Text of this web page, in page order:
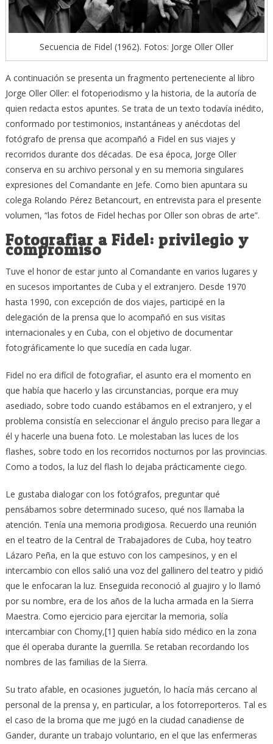
Secuencia de Fidel (1962). Fotos: Jorge Oller Oller
A continuación se presenta un fragmento perteneciente al libro
Jorge Oller Oller: el fotoperiodismo y la historia, de la autoría de
quien redacta estos apuntes. Se trata de un texto todavía inédito,
conformado por testimonios, instantáneas y anécdotas del
fotógrafo de prensa que acompañó a Fidel en sus viajes y
recorridos durante dos décadas. De esa época, Jorge Oller
conserva en su archivo personal y en su memoria singulares
expresiones del Comandante en Jefe. Como bien apuntara su
colega Rolando Pérez Betancourt, en entrevista para el presente
volumen, “las fotos de Fidel hechas por Oller son obras de arte”.
Fotografiar a Fidel: privilegio y
compromiso
Tuve el honor de estar junto al Comandante en varios lugares y
en sucesos importantes de Cuba y el extranjero. Desde 1970
hasta 1990, con excepción de dos viajes, participé en la
delegación de la prensa que lo acompañó en sus visitas
internacionales y en Cuba, con el objetivo de documentar
fotográficamente lo que sucedía en cada lugar.
Fidel no era difícil de fotografiar, el asunto era el momento en
que había que hacerlo y las circunstancias, porque era muy
asediado, sobre todo cuando estábamos en el extranjero, y el
problema consistía en seleccionar el ángulo preciso para llegar a
él y hacerle una buena foto. Le molestaban las luces de los
flashes, sobre todo en los recorridos nocturnos por las provincias.
Como a todos, la luz del flash lo dejaba prácticamente ciego.
Le gustaba dialogar con los fotógrafos, preguntar qué
pensábamos sobre determinado suceso, qué nos llamaba la
atención. Tenía una memoria prodigiosa. Recuerdo una reunión
en el teatro de la Central de Trabajadores de Cuba, hoy teatro
Lázaro Peña, en la que estuvo con los campesinos, y en el
intercambio con ellos salió una voz del gallinero del teatro y pidió
que le enfocaran la luz. Enseguida reconoció al guajiro y lo llamó
por su nombre, era de los años de la lucha armada en la Sierra
Maestra. Como ejercicio para ejercitar la memoria, solía
intercambiar con Chomy,[1] quien había sido médico en la zona
que él operaba durante la guerrilla. Se retaban recordando los
nombres de las familias de la Sierra.
Su trato afable, en ocasiones juguetón, lo hacía más cercano al
personal de la prensa y, en particular, a los fotorreporteros. Tal es
el caso de la broma que me jugó en la ciudad canadiense de
Gander, durante un trabajo voluntario, en el que las enfermeras